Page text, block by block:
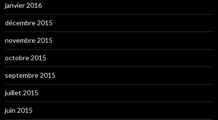
janvier 2016
décembre 2015
novembre 2015
octobre 2015
septembre 2015
juillet 2015
juin 2015